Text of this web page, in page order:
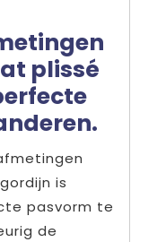
plissé
is
pasvorm te
de